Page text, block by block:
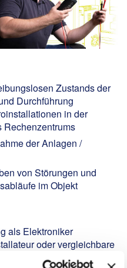
Zustands der
Durchführung
in der
Rechenzentrums
der Anlagen /
von Störungen und
im Objekt
als Elektroniker
oder vergleichbare
auf Gebäudetechnik